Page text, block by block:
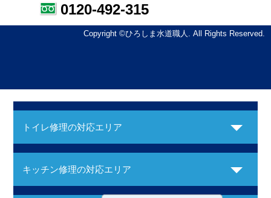
0120-492-315
Copyright ©ひろしま水道職人. All Rights Reserved.
トイレ修理の対応エリア
キッチン修理の対応エリア